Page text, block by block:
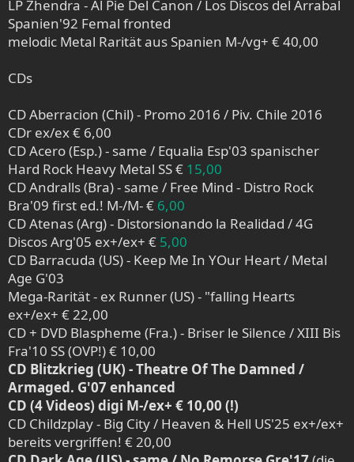
LP Zhendra - Al Pie Del Canon / Los Discos del Arrabal
Spanien'92 Femal fronted
melodic Metal Rarität aus Spanien M-/vg+ € 40,00
CDs
CD Aberracion (Chil) - Promo 2016 / Piv. Chile 2016
CDr ex/ex € 6,00
CD Acero (Esp.) - same / Equalia Esp'03 spanischer
Hard Rock Heavy Metal SS € 15,00
CD Andralls (Bra) - same / Free Mind - Distro Rock
Bra'09 first ed.! M-/M- € 6,00
CD Atenas (Arg) - Distorsionando la Realidad / 4G
Discos Arg'05 ex+/ex+ € 5,00
CD Barracuda (US) - Keep Me In YOur Heart / Metal
Age G'03
Mega-Rarität - ex Runner (US) - "falling Hearts
ex+/ex+ € 22,00
CD + DVD Blaspheme (Fra.) - Briser le Silence / XIII Bis
Fra'10 SS (OVP!) € 10,00
CD Blitzkrieg (UK) - Theatre Of The Damned /
Armaged. G'07 enhanced
CD (4 Videos) digi M-/ex+ € 10,00 (!)
CD Childzplay - Big City / Heaven & Hell US'25 ex+/ex+
bereits vergriffen! € 20,00